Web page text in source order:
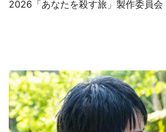
2026「あなたを殺す旅」製作委員会